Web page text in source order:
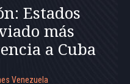
Estados
más
a Cuba
Venezuela